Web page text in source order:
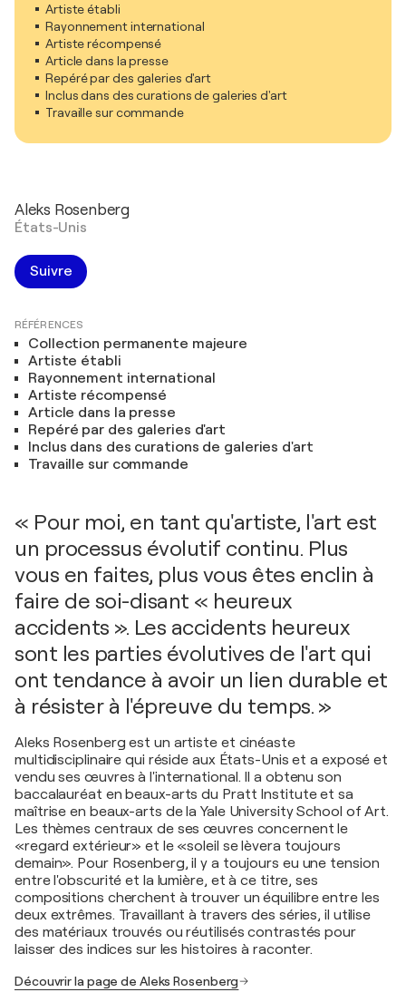
Artiste établi
Rayonnement international
Artiste récompensé
Article dans la presse
Repéré par des galeries d'art
Inclus dans des curations de galeries d'art
Travaille sur commande
Aleks Rosenberg
États-Unis
Suivre
RÉFÉRENCES
Collection permanente majeure
Artiste établi
Rayonnement international
Artiste récompensé
Article dans la presse
Repéré par des galeries d'art
Inclus dans des curations de galeries d'art
Travaille sur commande
« Pour moi, en tant qu'artiste, l'art est
un processus évolutif continu. Plus
vous en faites, plus vous êtes enclin à
faire de soi-disant « heureux
accidents ». Les accidents heureux
sont les parties évolutives de l'art qui
ont tendance à avoir un lien durable et
à résister à l'épreuve du temps. »
Aleks Rosenberg est un artiste et cinéaste
multidisciplinaire qui réside aux États-Unis et a exposé et
vendu ses œuvres à l'international. Il a obtenu son
baccalauréat en beaux-arts du Pratt Institute et sa
maîtrise en beaux-arts de la Yale University School of Art.
Les thèmes centraux de ses œuvres concernent le
«regard extérieur» et le «soleil se lèvera toujours
demain». Pour Rosenberg, il y a toujours eu une tension
entre l'obscurité et la lumière, et à ce titre, ses
compositions cherchent à trouver un équilibre entre les
deux extrêmes. Travaillant à travers des séries, il utilise
des matériaux trouvés ou réutilisés contrastés pour
laisser des indices sur les histoires à raconter.
Découvrir la page de Aleks Rosenberg